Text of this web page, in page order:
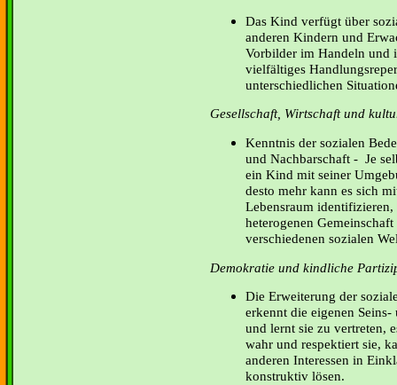
Das Kind verfügt über
anderen Kindern und
Vorbilder im Handeln und
vielfältiges
unterschiedlichen
Gesellschaft, Wirtschaft und
Kenntnis der sozialen
und Nachbarschaft - Je
ein Kind mit seiner
desto mehr kann es sich
Lebensraum
heterogenen
verschiedenen sozialen
Demokratie und kindliche
Die Erweiterung der
erkennt die eigenen
und lernt sie zu vertreten,
wahr und respektiert sie,
anderen Interessen in
konstruktiv lösen.